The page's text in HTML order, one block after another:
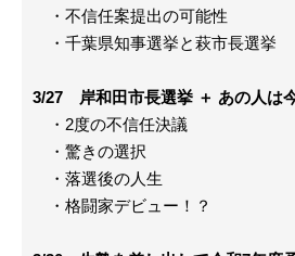
・不信任案提出の可能性
・千葉県知事選挙と萩市長選挙
3/27 岸和田市長選挙 ＋ あの人は
・2度の不信任決議
・驚きの選択
・落選後の人生
・格闘家デビュー！？